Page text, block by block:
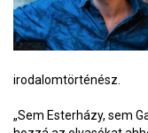
irodalomtörténész.
„Sem Esterházy, sem